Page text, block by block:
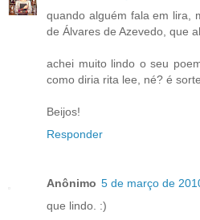
quando alguém fala em lira,
de Álvares de Azevedo, que
achei muito lindo o seu
como diria rita lee, né? é
Beijos!
Responder
Anônimo 5 de março de
que lindo. :)